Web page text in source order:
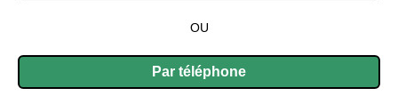
OU
Par téléphone